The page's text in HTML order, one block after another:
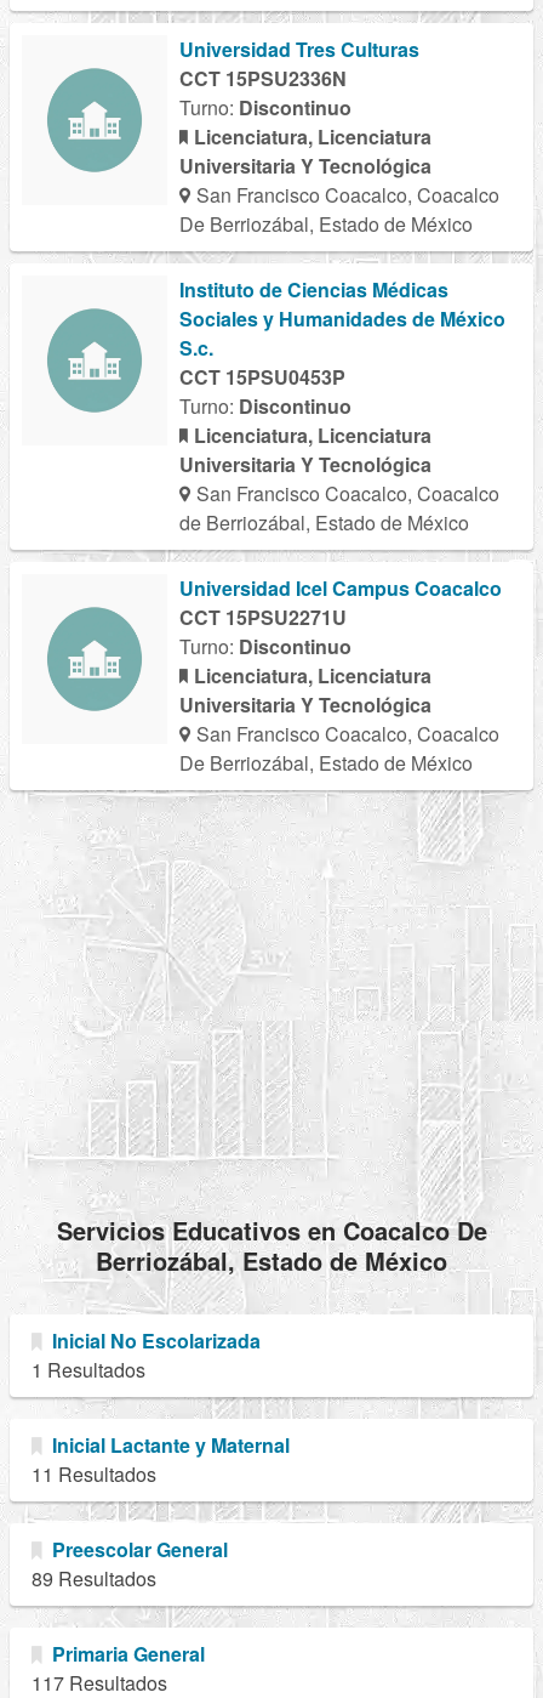
Universidad Tres Culturas
CCT 15PSU2336N
Turno: Discontinuo
Licenciatura, Licenciatura
Universitaria Y Tecnológica
San Francisco Coacalco, Coacalco
De Berriozábal, Estado de México
Instituto de Ciencias Médicas
Sociales y Humanidades de México
S.c.
CCT 15PSU0453P
Turno: Discontinuo
Licenciatura, Licenciatura
Universitaria Y Tecnológica
San Francisco Coacalco, Coacalco
de Berriozábal, Estado de México
Universidad Icel Campus Coacalco
CCT 15PSU2271U
Turno: Discontinuo
Licenciatura, Licenciatura
Universitaria Y Tecnológica
San Francisco Coacalco, Coacalco
De Berriozábal, Estado de México
Servicios Educativos en Coacalco De
Berriozábal, Estado de México
Inicial No Escolarizada
1 Resultados
Inicial Lactante y Maternal
11 Resultados
Preescolar General
89 Resultados
Primaria General
117 Resultados